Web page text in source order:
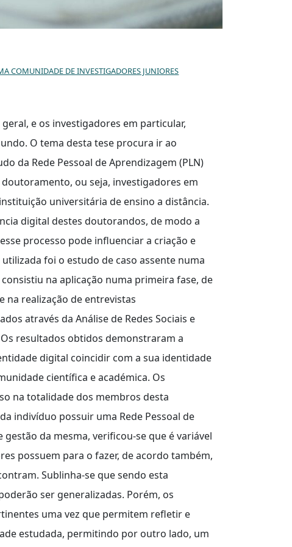
COMUNIDADE DE INVESTIGADORES JUNIORES
e os investigadores em particular,
O tema desta tese procura ir ao
da Rede Pessoal de Aprendizagem (PLN)
ou seja, investigadores em
universitária de ensino a distância.
digital destes doutorandos, de modo a
processo pode influenciar a criação e
foi o estudo de caso assente numa
na aplicação numa primeira fase, de
na realização de entrevistas
através da Análise de Redes Sociais e
resultados obtidos demonstraram a
digital coincidir com a sua identidade
científica e académica. Os
na totalidade dos membros desta
indivíduo possuir uma Rede Pessoal de
da mesma, verificou-se que é variável
possuem para o fazer, de acordo também,
Sublinha-se que sendo esta
ser generalizadas. Porém, os
uma vez que permitem refletir e
estudada, permitindo por outro lado, um